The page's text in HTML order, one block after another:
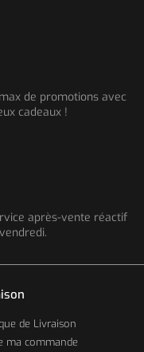
de promotions avec
cadeaux !
après-vente réactif
de Livraison
ma commande